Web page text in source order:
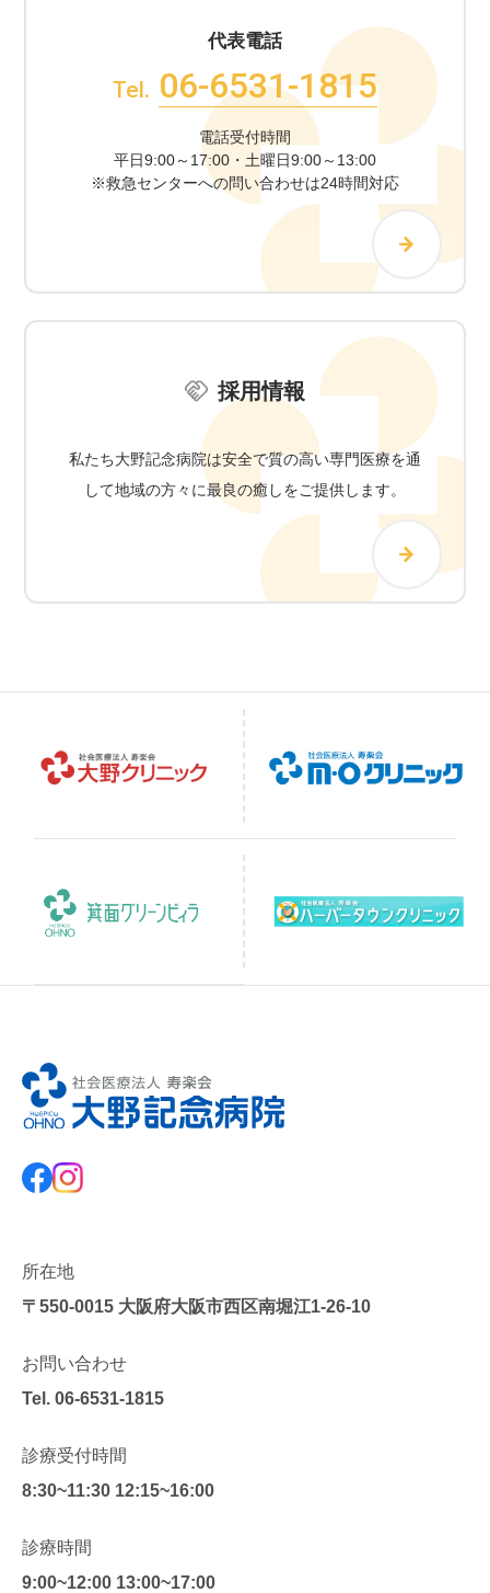
代表電話
Tel. 06-6531-1815
電話受付時間
平日9:00～17:00・土曜日9:00～13:00
※救急センターへの問い合わせは24時間対応
採用情報
私たち大野記念病院は安全で質の高い専門医療を通
して地域の方々に最良の癒しをご提供します。
所在地
〒550-0015 大阪府大阪市西区南堀江1-26-10
お問い合わせ
Tel. 06-6531-1815
診療受付時間
8:30~11:30 12:15~16:00
診療時間
9:00~12:00 13:00~17:00